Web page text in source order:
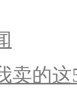
卖的